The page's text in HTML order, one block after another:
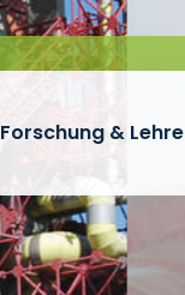
Forschung & Lehre